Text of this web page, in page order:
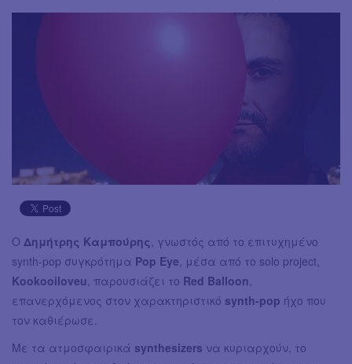
O Δημήτρης Καμπούρης , γνωστός από το επιτυχημένο
synth-pop συγκρότημα Pop Eye , μέσα από το solo project,
Kookooiloveu , παρουσιάζει το Red Balloon
επανερχόμενος στον χαρακτηριστικό synth-pop ήχο που
τον καθιέρωσε.
Με τα ατμοσφαιρικά synthesizers να κυριαρχούν, το